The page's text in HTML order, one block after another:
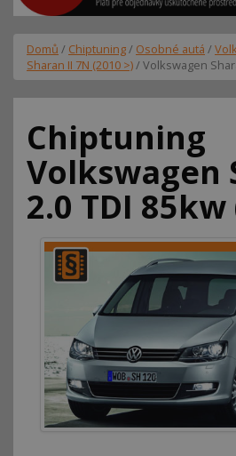
Domů / Chiptuning/ Osobné autá /
Sharan II 7N (2010 >)/ Volkswagen
Chiptuning
Volkswagen
2.0 TDI